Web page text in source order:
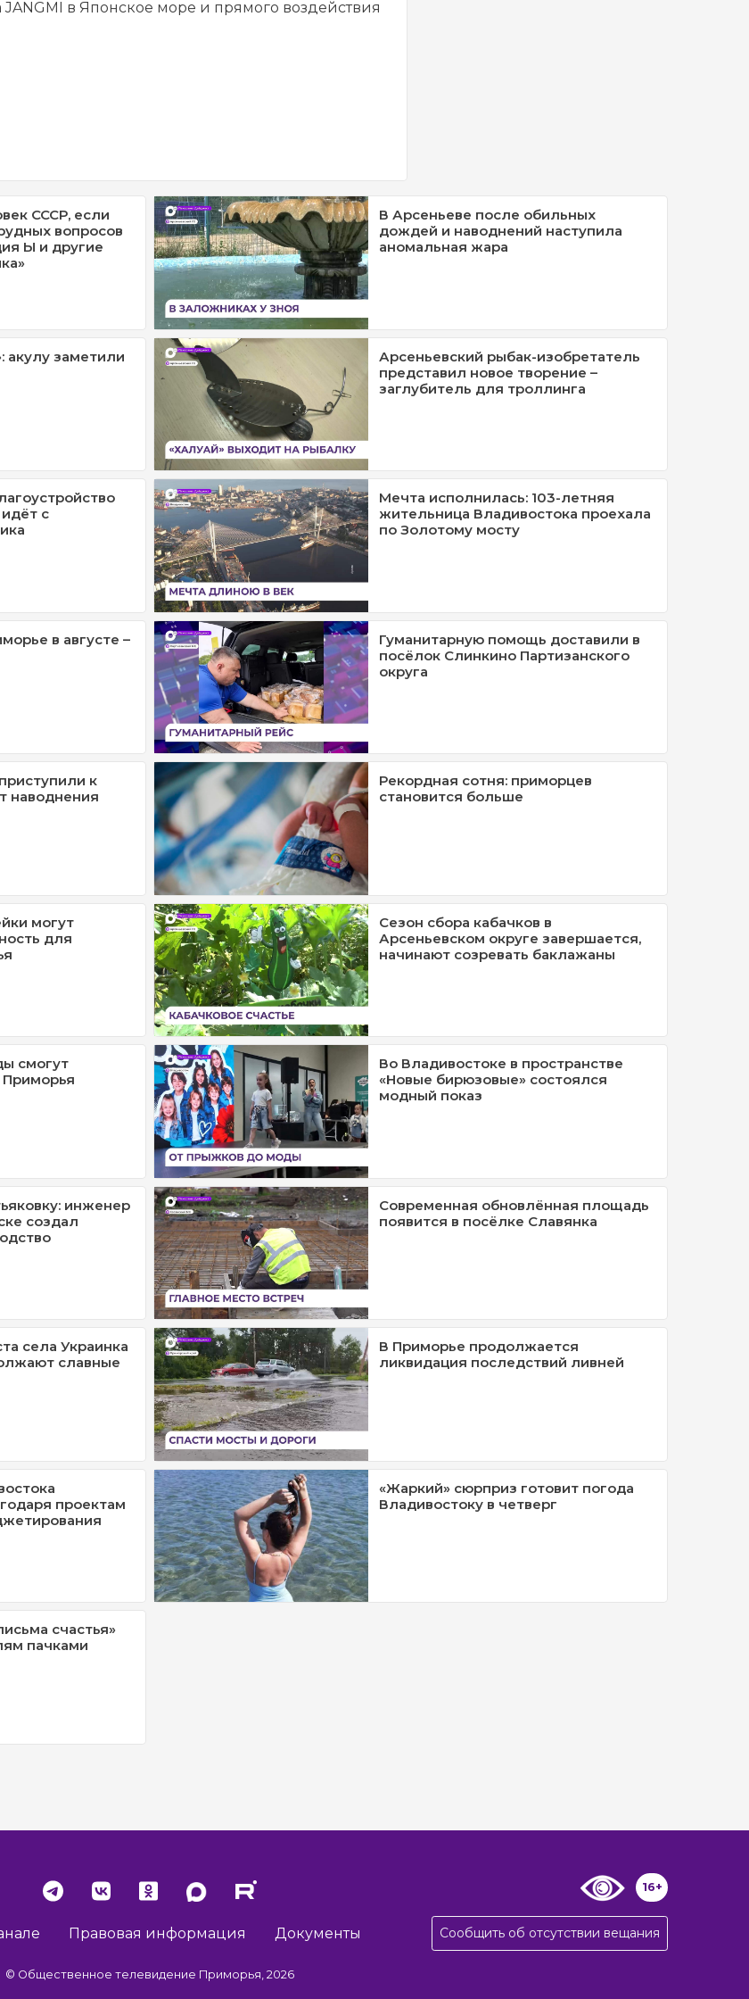
в Японское море и прямого воздействия
СССР, если
вопросов
Ы и другие
В Арсеньеве после обильных
дождей и наводнений наступила
аномальная жара
акулу заметили
Арсеньевский рыбак-изобретатель
представил новое творение –
заглубитель для троллинга
с
Мечта исполнилась: 103-летняя
жительница Владивостока проехала
по Золотому мосту
в августе –
Гуманитарную помощь доставили в
посёлок Слинкино Партизанского
округа
к
наводнения
Рекордная сотня: приморцев
становится больше
могут
для
Сезон сбора кабачков в
Арсеньевском округе завершается,
начинают созревать баклажаны
смогут
Во Владивостоке в пространстве
«Новые бирюзовые» состоялся
модный показ
инженер
создал
Современная обновлённая площадь
появится в посёлке Славянка
села Украинка
славные
В Приморье продолжается
ликвидация последствий ливней
проектам
«Жаркий» сюрприз готовит погода
Владивостоку в четверг
счастья»
пачками
Правовая информация Документы
© Общественное телевидение Приморья, 2026
16+
Сообщить об отсутствии вещания